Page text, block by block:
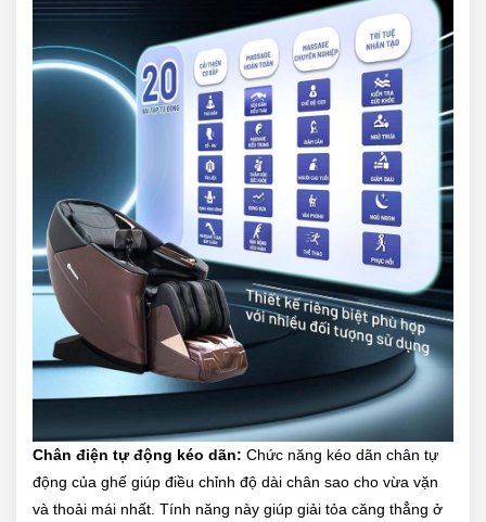
Chân điện tự động kéo dãn: Chức năng kéo dãn chân tự
động của ghế giúp điều chỉnh độ dài chân sao cho vừa vặn
và thoải mái nhất. Tính năng này giúp giải tỏa căng thẳng ở